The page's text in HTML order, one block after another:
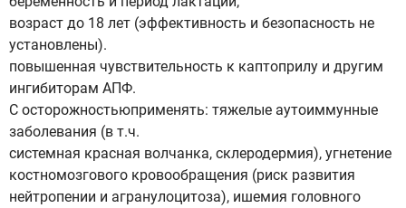
возраст до 18 лет (эффективность и безопасность не
установлены).
повышенная чувствительность к каптоприлу и другим
ингибиторам АПФ.
С осторожностьюприменять: тяжелые аутоиммунные
заболевания (в т.ч.
системная красная волчанка, склеродермия), угнетение
костномозгового кровообращения (риск развития
нейтропении и агранулоцитоза), ишемия головного